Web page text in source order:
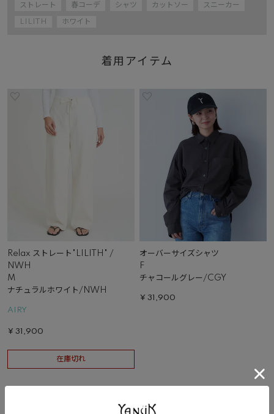
ストレート 春コーデ シャツ カットソー スニーカー
LILITH ホワイト
着用アイテム
Relax ストレート"LILITH" /
NWH
M
ナチュラルホワイト/NWH
AIRY
¥ 31,900
在庫切れ
オーバーサイズシャツ
F
チャコールグレー/CGY
¥ 31,900